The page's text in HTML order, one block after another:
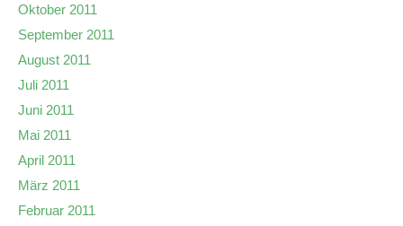
Oktober 2011
September 2011
August 2011
Juli 2011
Juni 2011
Mai 2011
April 2011
März 2011
Februar 2011